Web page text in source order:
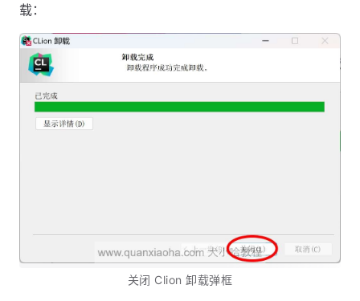
载：
关闭 Clion 卸载弹框